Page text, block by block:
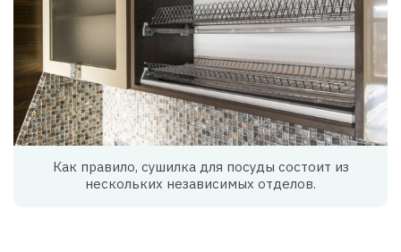
Как правило, сушилка для посуды состоит из
нескольких независимых отделов.